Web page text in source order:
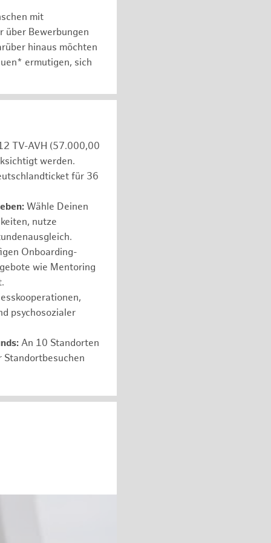
mit
über Bewerbungen
hinaus möchten
ermutigen, sich
TV-AVH (57.000,00
werden.
für 36
Wähle Deinen
nutze
Onboarding-
wie Mentoring
psychosozialer
An 10 Standorten
Standortbesuchen